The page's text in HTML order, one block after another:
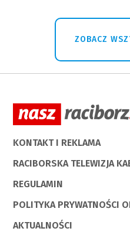
ZOBACZ
KONTAKT I REKLAMA
RACIBORSKA TELEWIZJA
REGULAMIN
POLITYKA PRYWATNOŚCI
AKTUALNOŚCI